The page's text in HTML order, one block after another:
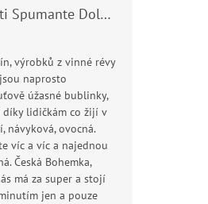
Rocca Dei Forti Spumante Dolce 11,5% 0,75l
je 5 z 5 hvězdiček.
výrobků z vinné révy
naprosto
úžasné bublinky,
díky lidičkám co žijí v
návyková, ovocná.
víc a víc a najednou
Česká Bohemka,
má za super a stojí
jen a pouze